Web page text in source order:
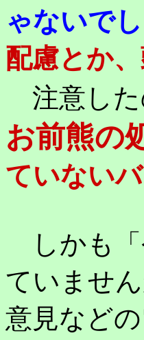
ゃないでし
配慮とか
注意した
お前熊の
ていないバ
しかも「
ていませ
意見など